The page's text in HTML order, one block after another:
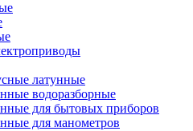
латунные
водоразборные
для бытовых приборов
для манометров